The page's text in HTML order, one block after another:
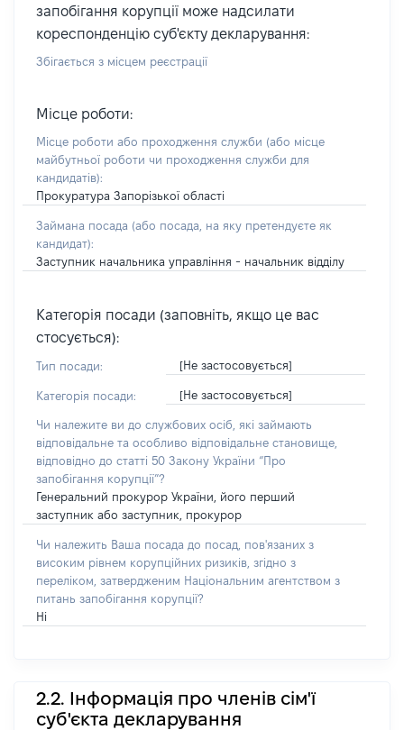
запобігання корупції може надсилати
кореспонденцію суб'єкту декларування:
Збігається з місцем реєстрації
Місце роботи:
Місце роботи або проходження служби (або місце
майбутньої роботи чи проходження служби для
кандидатів):
Прокуратура Запорізької області
Займана посада (або посада, на яку претендуєте як
кандидат):
Заступник начальника управління - начальник відділу
Категорія посади (заповніть, якщо це вас
стосується):
Тип посади: [Не застосовується]
Категорія посади: [Не застосовується]
Чи належите ви до службових осіб, які займають
відповідальне та особливо відповідальне становище,
відповідно до статті 50 Закону України “Про
запобігання корупції”?
Генеральний прокурор України, його перший
заступник або заступник, прокурор
Чи належить Ваша посада до посад, пов'язаних з
високим рівнем корупційних ризиків, згідно з
переліком, затвердженим Національним агентством з
питань запобігання корупції?
Ні
2.2. Інформація про членів сім'ї
суб'єкта декларування